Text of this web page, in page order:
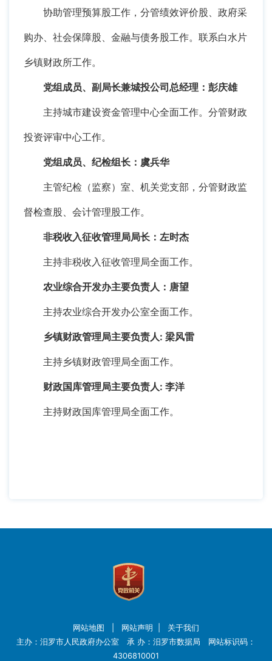
协助管理预算股工作，分管绩效评价股、政府采
购办、社会保障股、金融与债务股工作。联系白水片
乡镇财政所工作。
党组成员、副局长兼城投公司总经理：彭庆雄
主持城市建设资金管理中心全面工作。分管财政
投资评审中心工作。
党组成员、纪检组长：虞兵华
主管纪检（监察）室、机关党支部，分管财政监
督检查股、会计管理股工作。
非税收入征收管理局局长：左时杰
主持非税收入征收管理局全面工作。
农业综合开发办主要负责人：唐望
主持农业综合开发办公室全面工作。
乡镇财政管理局主要负责人: 梁风雷
主持乡镇财政管理局全面工作。
财政国库管理局主要负责人: 李洋
主持财政国库管理局全面工作。
网站地图 网站声明
关于我们
主办：汨罗市人民政府办公室 承 办：汨罗市数据局 网站标识码：
4306810001